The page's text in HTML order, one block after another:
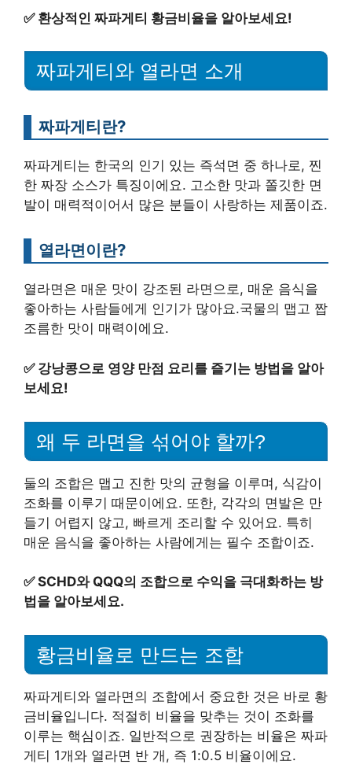
✅ 환상적인 짜파게티 황금비율을 알아보세요!
짜파게티와 열라면 소개
짜파게티란?
짜파게티는 한국의 인기 있는 즉석면 중 하나로, 찐
한 짜장 소스가 특징이에요. 고소한 맛과 쫄깃한 면
발이 매력적이어서 많은 분들이 사랑하는 제품이죠.
열라면이란?
열라면은 매운 맛이 강조된 라면으로, 매운 음식을
좋아하는 사람들에게 인기가 많아요.국물의 맵고 짭
조름한 맛이 매력이에요.
✅ 강낭콩으로 영양 만점 요리를 즐기는 방법을 알아
보세요!
왜 두 라면을 섞어야 할까?
둘의 조합은 맵고 진한 맛의 균형을 이루며, 식감이
조화를 이루기 때문이에요. 또한, 각각의 면발은 만
들기 어렵지 않고, 빠르게 조리할 수 있어요. 특히
매운 음식을 좋아하는 사람에게는 필수 조합이죠.
✅SCHD와 QQQ의 조합으로 수익을 극대화하는 방
법을 알아보세요.
황금비율로 만드는 조합
짜파게티와 열라면의 조합에서 중요한 것은 바로 황
금비율입니다. 적절히 비율을 맞추는 것이 조화를
이루는 핵심이죠. 일반적으로 권장하는 비율은 짜파
게티 1개와 열라면 반 개, 즉 1:0.5 비율이에요.